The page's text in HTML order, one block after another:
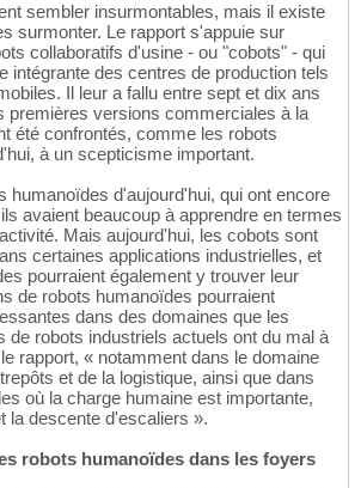
sembler insurmontables, mais il existe
surmonter. Le rapport s'appuie sur
collaboratifs d'usine - ou "cobots" - qui
intégrante des centres de production tels
Il leur a fallu entre sept et dix ans
premières versions commerciales à la
été confrontés, comme les robots
à un scepticisme important.
humanoïdes d'aujourd'hui, qui ont encore
avaient beaucoup à apprendre en termes
Mais aujourd'hui, les cobots sont
certaines applications industrielles, et
pourraient également y trouver leur
de robots humanoïdes pourraient
dans des domaines que les
de robots industriels actuels ont du mal à
rapport, « notamment dans le domaine
et de la logistique, ainsi que dans
où la charge humaine est importante,
la descente d'escaliers ».
robots humanoïdes dans les foyers